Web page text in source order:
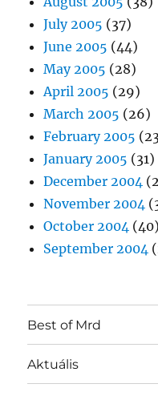
July 2005 (37)
June 2005 (44)
May 2005 (28)
April 2005 (29)
March 2005 (26)
February 2005
January 2005 (31)
December 2004
November 2004
October 2004 (40)
September 2004
Best of Mrd
Aktuális